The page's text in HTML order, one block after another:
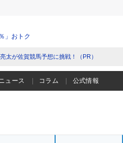
」おトク
太が佐賀競馬予想に挑戦！（PR）
ュース コラム 公式情報